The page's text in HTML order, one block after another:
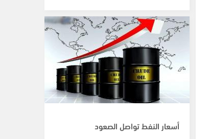
أسعار النفط تواصل الصعود